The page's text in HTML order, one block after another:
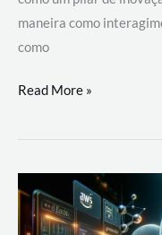
maneira como
como
Desenvolvimento
um
com
AWS
Read More »